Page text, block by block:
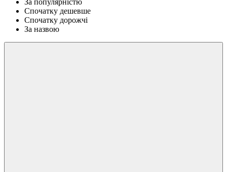
Спочатку дешевше
Спочатку дорожчі
За назвою